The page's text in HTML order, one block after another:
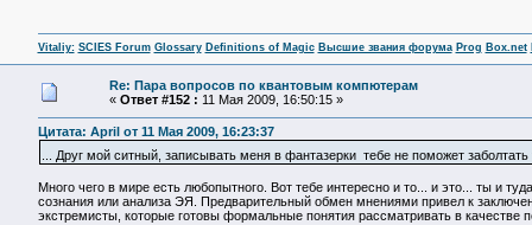
Vitaliy: SCIES Forum Glossary Definitions of Magic Высшие звания форума Prog Box.net
Re: Пара вопросов по квантовым компютерам
« Ответ #152 : 11 Мая 2009, 16:50:15 »
Цитата: April от 11 Мая 2009, 16:23:37
... Друг мой ситный, записывать меня в фантазерки тебе не поможет
Много чего в мире есть любопытного. Вот тебе интересно и то... и это... ты и
сознания или анализа ЭЯ. Предварительный обмен мнениями привел к
экстремисты, которые готовы формальные понятия рассматривать в